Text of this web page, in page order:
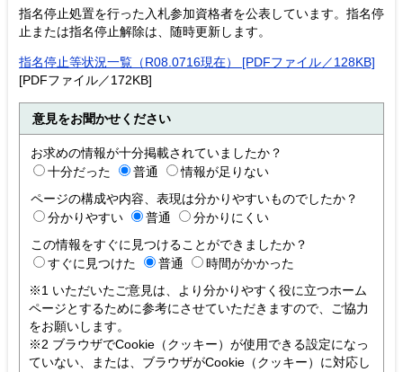
指名停止処置を行った入札参加資格者を公表しています。指名停
止または指名停止解除は、随時更新します。
指名停止等状況一覧（R08.0716現在） [PDFファイル／128KB]
[PDFファイル／172KB]
意見をお聞かせください
お求めの情報が十分掲載されていましたか？
十分だった
普通
情報が足りない
ページの構成や内容、表現は分かりやすいものでしたか？
分かりやすい
普通
分かりにくい
この情報をすぐに見つけることができましたか？
すぐに見つけた
普通
時間がかかった
※1 いただいたご意見は、より分かりやすく役に立つホーム
ページとするために参考にさせていただきますので、ご協力
をお願いします。
※2 ブラウザでCookie（クッキー）が使用できる設定になっ
ていない、または、ブラウザがCookie（クッキー）に対応し